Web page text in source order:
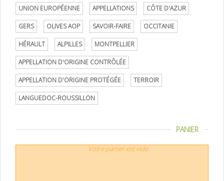
UNION EUROPÉENNE APPELLATIONS CÔTE D'AZUR
GERS OLIVES AOP SAVOIR-FAIRE OCCITANIE
HÉRAULT ALPILLES MONTPELLIER
APPELLATION D'ORIGINE CONTRÔLÉE
APPELLATION D'ORIGINE PROTÉGÉE TERROIR
LANGUEDOC-ROUSSILLON
PANIER
Votre panier est vide.